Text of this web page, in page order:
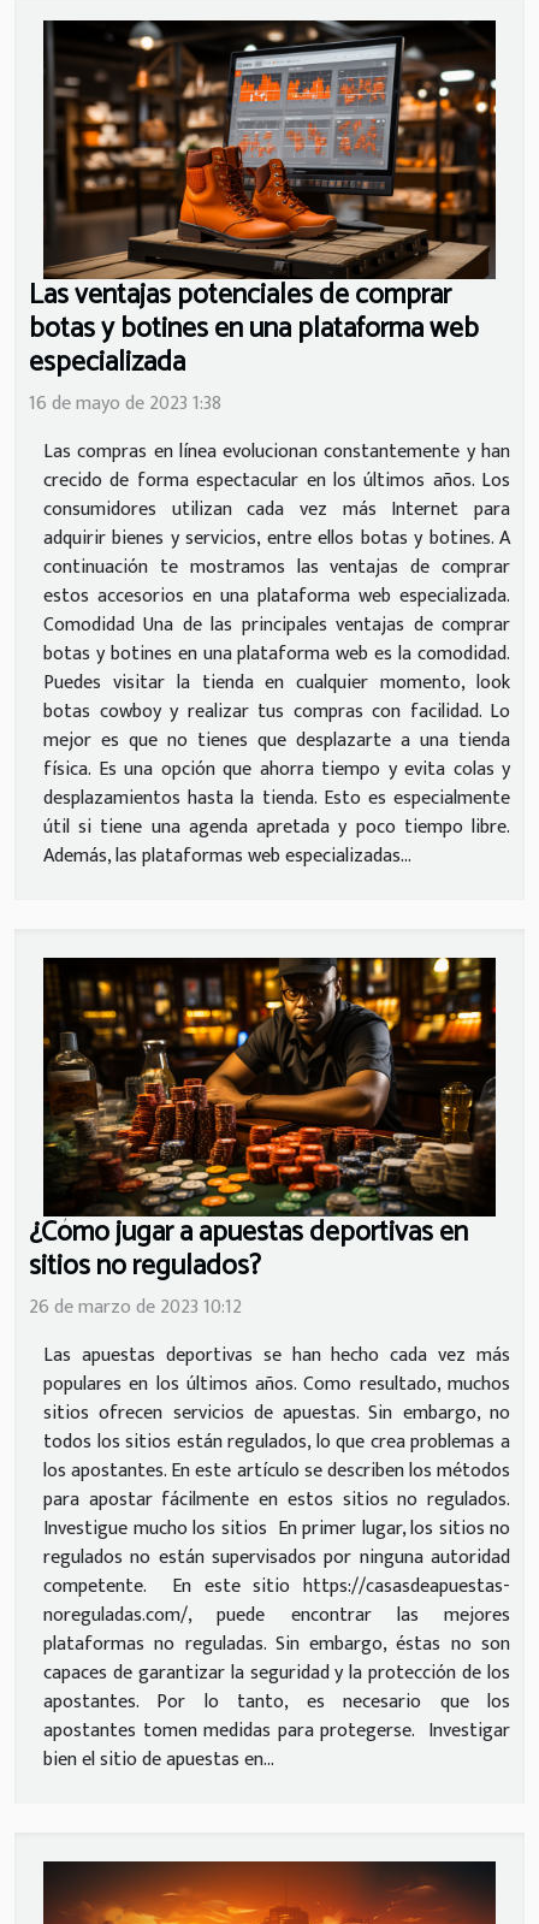
Las ventajas potenciales de comprar
botas y botines en una plataforma web
especializada
16 de mayo de 2023 1:38
Las compras en línea evolucionan constantemente y han
crecido de forma espectacular en los últimos años. Los
consumidores utilizan cada vez más Internet para
adquirir bienes y servicios, entre ellos botas y botines. A
continuación te mostramos las ventajas de comprar
estos accesorios en una plataforma web especializada.
Comodidad Una de las principales ventajas de comprar
botas y botines en una plataforma web es la comodidad.
Puedes visitar la tienda en cualquier momento, look
botas cowboy y realizar tus compras con facilidad. Lo
mejor es que no tienes que desplazarte a una tienda
física. Es una opción que ahorra tiempo y evita colas y
desplazamientos hasta la tienda. Esto es especialmente
útil si tiene una agenda apretada y poco tiempo libre.
Además, las plataformas web especializadas...
¿Cómo jugar a apuestas deportivas en
sitios no regulados?
26 de marzo de 2023 10:12
Las apuestas deportivas se han hecho cada vez más
populares en los últimos años. Como resultado, muchos
sitios ofrecen servicios de apuestas. Sin embargo, no
todos los sitios están regulados, lo que crea problemas a
los apostantes. En este artículo se describen los métodos
para apostar fácilmente en estos sitios no regulados.
Investigue mucho los sitios En primer lugar, los sitios no
regulados no están supervisados por ninguna autoridad
competente. En este sitio https://casasdeapuestas-
noreguladas.com/, puede encontrar las mejores
plataformas no reguladas. Sin embargo, éstas no son
capaces de garantizar la seguridad y la protección de los
apostantes. Por lo tanto, es necesario que los
apostantes tomen medidas para protegerse. Investigar
bien el sitio de apuestas en...